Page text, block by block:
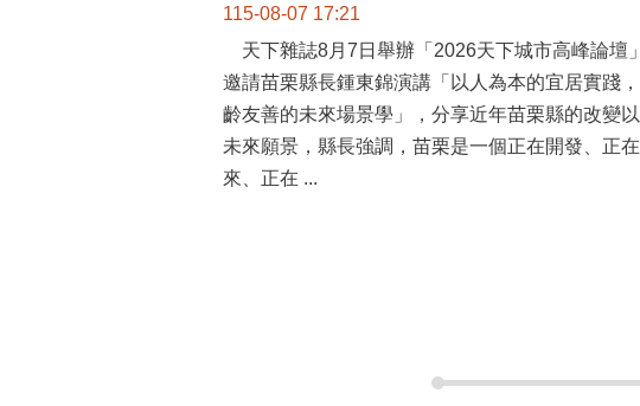
115-08-07 17:21
天下雜誌8月7日舉辦「2026天下城市高峰論壇
邀請苗栗縣長鍾東錦演講「以人為本的宜居實踐
齡友善的未來場景學」，分享近年苗栗縣的改變以
未來願景，縣長強調，苗栗是一個正在開發、正